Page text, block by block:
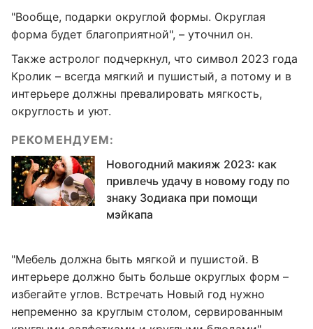
"Вообще, подарки округлой формы. Округлая
форма будет благоприятной", – уточнил он.
Также астролог подчеркнул, что символ 2023 года
Кролик – всегда мягкий и пушистый, а потому и в
интерьере должны превалировать мягкость,
округлость и уют.
РЕКОМЕНДУЕМ:
Новогодний макияж 2023: как
привлечь удачу в новому году по
знаку Зодиака при помощи
мэйкапа
"Мебель должна быть мягкой и пушистой. В
интерьере должно быть больше округлых форм –
избегайте углов. Встречать Новый год нужно
непременно за круглым столом, сервированным